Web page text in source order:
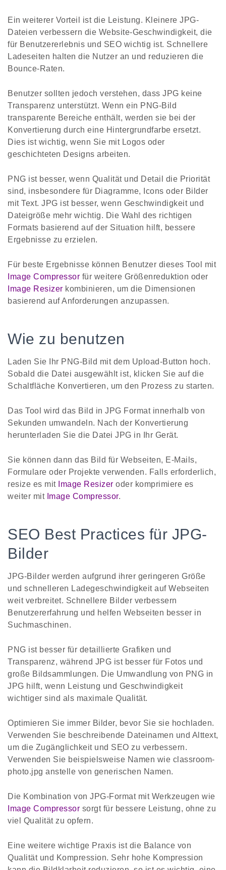
Ein weiterer Vorteil ist die Leistung. Kleinere JPG-
Dateien verbessern die Website-Geschwindigkeit, die
für Benutzererlebnis und SEO wichtig ist. Schnellere
Ladeseiten halten die Nutzer an und reduzieren die
Bounce-Raten.
Benutzer sollten jedoch verstehen, dass JPG keine
Transparenz unterstützt. Wenn ein PNG-Bild
transparente Bereiche enthält, werden sie bei der
Konvertierung durch eine Hintergrundfarbe ersetzt.
Dies ist wichtig, wenn Sie mit Logos oder
geschichteten Designs arbeiten.
PNG ist besser, wenn Qualität und Detail die Priorität
sind, insbesondere für Diagramme, Icons oder Bilder
mit Text. JPG ist besser, wenn Geschwindigkeit und
Dateigröße mehr wichtig. Die Wahl des richtigen
Formats basierend auf der Situation hilft, bessere
Ergebnisse zu erzielen.
Für beste Ergebnisse können Benutzer dieses Tool mit
Image Compressor für weitere Größenreduktion oder
Image Resizer kombinieren, um die Dimensionen
basierend auf Anforderungen anzupassen.
Wie zu benutzen
Laden Sie Ihr PNG-Bild mit dem Upload-Button hoch.
Sobald die Datei ausgewählt ist, klicken Sie auf die
Schaltfläche Konvertieren, um den Prozess zu starten.
Das Tool wird das Bild in JPG Format innerhalb von
Sekunden umwandeln. Nach der Konvertierung
herunterladen Sie die Datei JPG in Ihr Gerät.
Sie können dann das Bild für Webseiten, E-Mails,
Formulare oder Projekte verwenden. Falls erforderlich,
resize es mit Image Resizer oder komprimiere es
weiter mit Image Compressor.
SEO Best Practices für JPG-
Bilder
JPG-Bilder werden aufgrund ihrer geringeren Größe
und schnelleren Ladegeschwindigkeit auf Webseiten
weit verbreitet. Schnellere Bilder verbessern
Benutzererfahrung und helfen Webseiten besser in
Suchmaschinen.
PNG ist besser für detaillierte Grafiken und
Transparenz, während JPG ist besser für Fotos und
große Bildsammlungen. Die Umwandlung von PNG in
JPG hilft, wenn Leistung und Geschwindigkeit
wichtiger sind als maximale Qualität.
Optimieren Sie immer Bilder, bevor Sie sie hochladen.
Verwenden Sie beschreibende Dateinamen und Alttext,
um die Zugänglichkeit und SEO zu verbessern.
Verwenden Sie beispielsweise Namen wie classroom-
photo.jpg anstelle von generischen Namen.
Die Kombination von JPG-Format mit Werkzeugen wie
Image Compressor sorgt für bessere Leistung, ohne zu
viel Qualität zu opfern.
Eine weitere wichtige Praxis ist die Balance von
Qualität und Kompression. Sehr hohe Kompression